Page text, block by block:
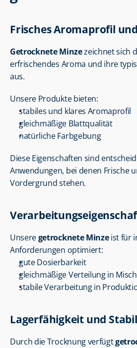
Frisches Aromaprofil
Getrocknete Minze zeichnet sich
erfrischendes Aroma und ihre
aus.
Unsere Produkte bieten:
stabiles und klares Aromaprofil
gleichmäßige Blattqualität
natürliche Farbgebung
Diese Eigenschaften sind
Anwendungen, bei denen Frische
Vordergrund stehen.
Unsere getrocknete Minze ist für
Anforderungen optimiert:
gute Dosierbarkeit
gleichmäßige Verteilung in
stabile Verarbeitung in
Lagerfähigkeit und
Durch die Trocknung verfügt